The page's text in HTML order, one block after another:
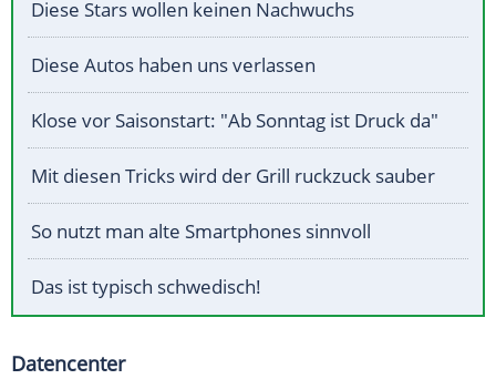
Diese Stars wollen keinen Nachwuchs
Diese Autos haben uns verlassen
Klose vor Saisonstart: "Ab Sonntag ist Druck da"
Mit diesen Tricks wird der Grill ruckzuck sauber
So nutzt man alte Smartphones sinnvoll
Das ist typisch schwedisch!
Datencenter